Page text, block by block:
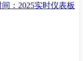
：2025实时仪表板